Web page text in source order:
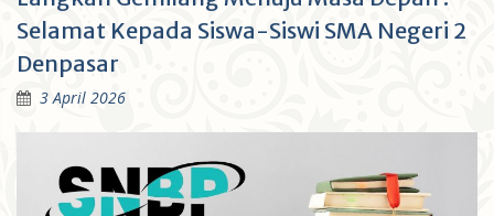
Selamat Kepada Siswa-Siswi SMA Negeri 2
Denpasar
3 April 2026